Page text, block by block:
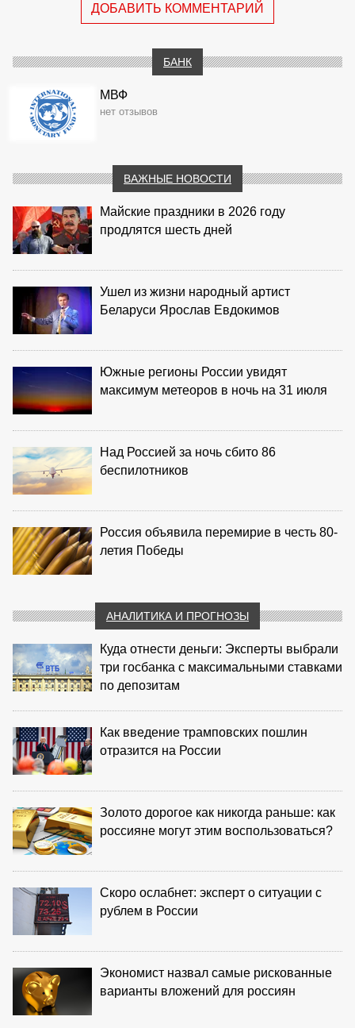
ДОБАВИТЬ КОММЕНТАРИЙ
БАНК
МВФ
нет отзывов
ВАЖНЫЕ НОВОСТИ
Майские праздники в 2026 году
продлятся шесть дней
Ушел из жизни народный артист
Беларуси Ярослав Евдокимов
Южные регионы России увидят
максимум метеоров в ночь на 31 июля
Над Россией за ночь сбито 86
беспилотников
Россия объявила перемирие в честь 80-
летия Победы
АНАЛИТИКА И ПРОГНОЗЫ
Куда отнести деньги: Эксперты выбрали
три госбанка с максимальными ставками
по депозитам
Как введение трамповских пошлин
отразится на России
Золото дорогое как никогда раньше: как
россияне могут этим воспользоваться?
Скоро ослабнет: эксперт о ситуации с
рублем в России
Экономист назвал самые рискованные
варианты вложений для россиян